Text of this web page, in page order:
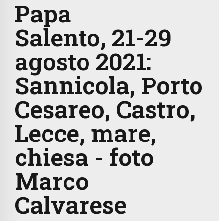
Papa
Salento, 21-29
agosto 2021:
Sannicola, Porto
Cesareo, Castro,
Lecce, mare,
chiesa - foto
Marco
Calvarese